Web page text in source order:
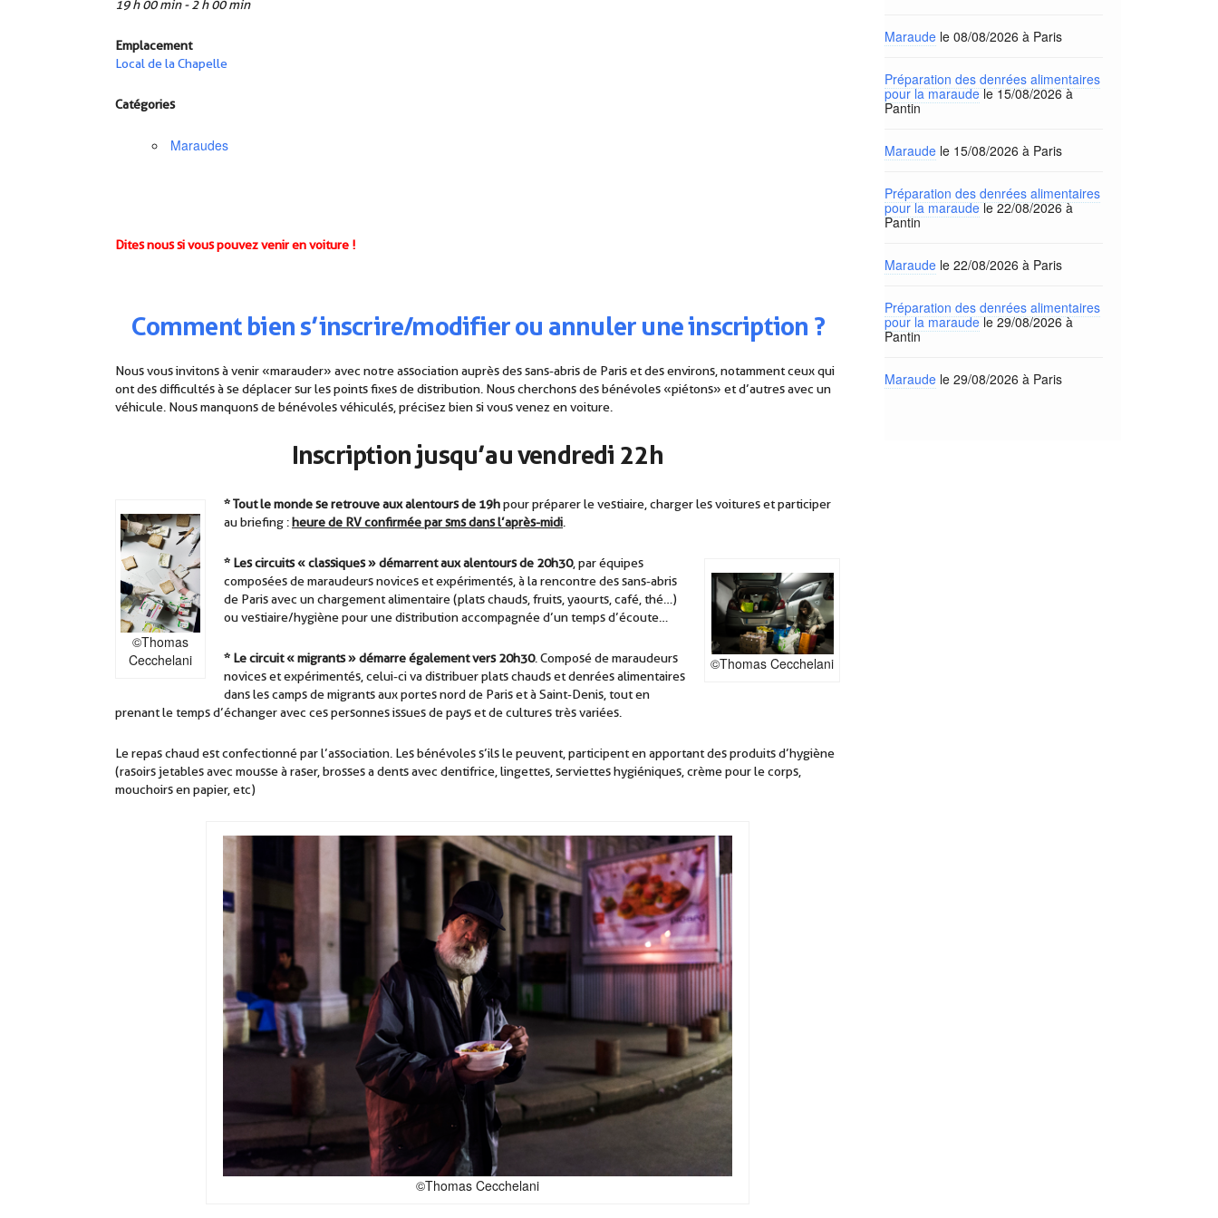
19 h 00 min - 2 h 00 min
Emplacement
Local de la Chapelle
Catégories
Maraudes
Dites nous si vous pouvez venir en voiture !
Commentbiens’inscrire/modifier ou annuler une inscription ?
Nous vous invitons à venir « marauder » avec notre association auprès des sans-abris de Paris et des environs, notamment ceux qui
ont des difficultés à se déplacer sur les points fixes de distribution. Nous cherchons des bénévoles « piétons » et d’autres avec un
véhicule. Nous manquons de bénévoles véhiculés, précisez bien si vous venez en voiture.
Inscription jusqu’au vendredi 22h
©Thomas
Cecchelani
* Tout le monde se retrouve aux alentours de 19hpour préparer le vestiaire, charger les voitures et participer
au briefing :heure de RV confirmée par sms dans l’après-midi
©Thomas Cecchelani
* Les circuits « classiques » démarrent aux alentours de 20h30, par équipes
composées de maraudeurs novices et expérimentés, à la rencontre des sans-abris
de Paris avec un chargement alimentaire (plats chauds, fruits, yaourts, café, thé…)
ou vestiaire/hygiène pour une distribution accompagnée d’un temps d’écoute…
* Le circuit « migrants » démarre également vers 20h30. Composé de maraudeurs
novices et expérimentés, celui-ci va distribuer plats chauds et denrées alimentaires
dans les camps de migrants aux portes nord de Paris et à Saint-Denis, tout en
prenant le temps d’échanger avec ces personnes issues de pays et de cultures très variées.
Le repas chaud est confectionné par l’association. Les bénévoles s’ils le peuvent, participent en apportant des produits d’hygiène
(rasoirs jetables avec mousse à raser, brosses a dents avec dentifrice, lingettes, serviettes hygiéniques, crème pour le corps,
mouchoirs en papier, etc)
©Thomas Cecchelani
Maraude le 08/08/2026 à Paris
Préparation des denrées alimentaires
pour la maraudele 15/08/2026 à
Pantin
Maraude le 15/08/2026 à Paris
Préparation des denrées alimentaires
pour la maraudele 22/08/2026 à
Pantin
Maraude le 22/08/2026 à Paris
Préparation des denrées alimentaires
pour la maraudele 29/08/2026 à
Pantin
Maraude le 29/08/2026 à Paris